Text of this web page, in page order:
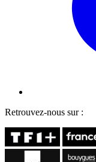
Retrouvez-nous sur :